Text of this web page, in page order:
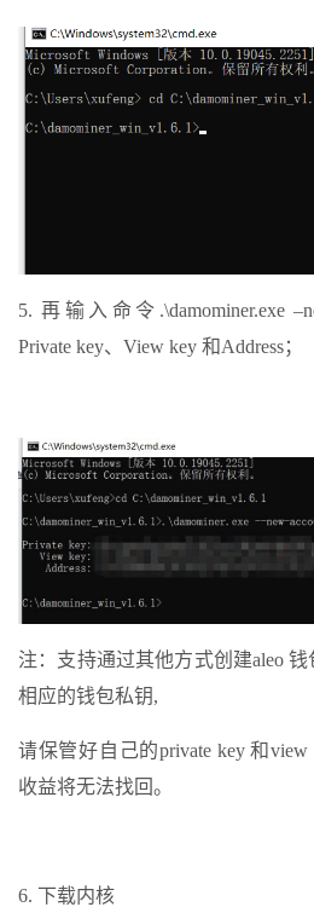
5. 再输入命令.\damominer.exe
Private key、View key 和Address；
注：支持通过其他方式创建aleo
相应的钱包私钥,
请保管好自己的private key 和
收益将无法找回。
6. 下载内核